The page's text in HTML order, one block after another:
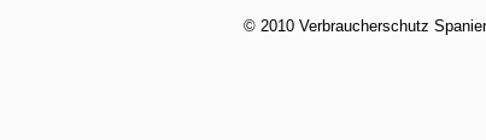
© 2010 Verbraucherschutz